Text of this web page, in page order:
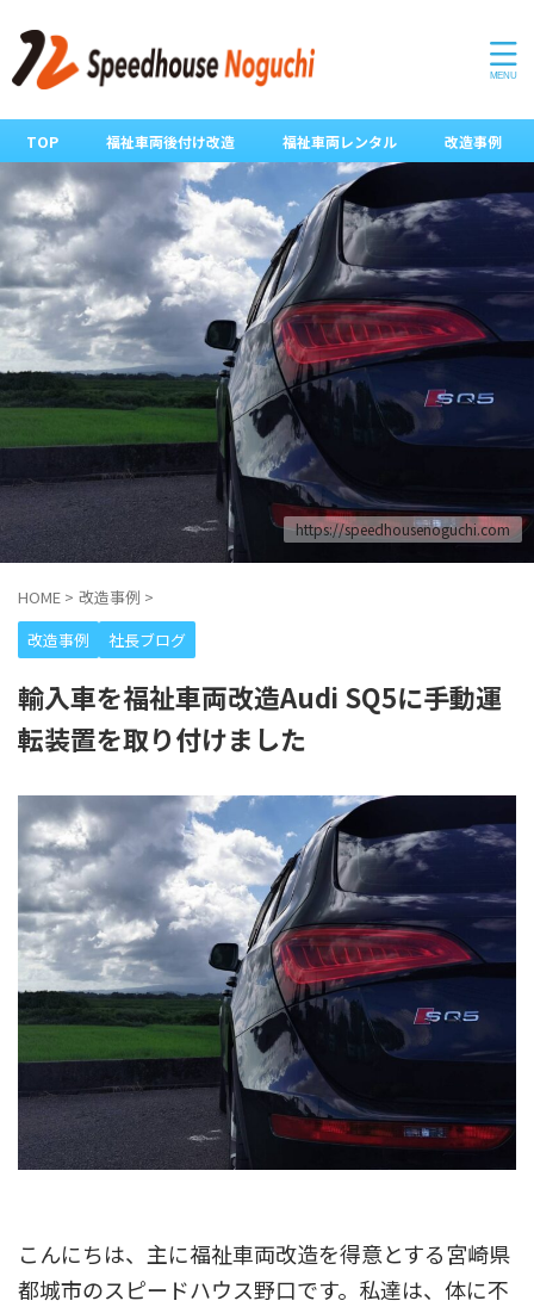
TOP 福祉車両後付け改造 福祉車両レンタル 改造事例
https://speedhousenoguchi.com
HOME > 改造事例 >
改造事例
社長ブログ
輸入車を福祉車両改造Audi SQ5に手動運
転装置を取り付けました
こんにちは、主に福祉車両改造を得意とする宮崎県
都城市のスピードハウス野口です。私達は、体に不